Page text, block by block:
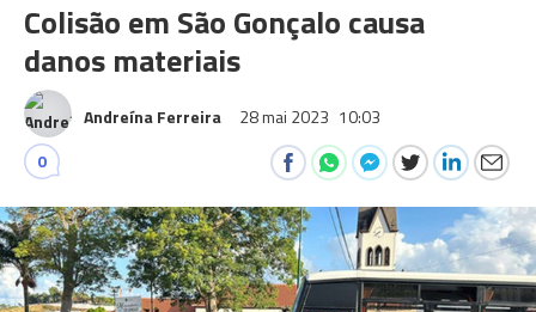
Colisão em São Gonçalo causa
danos materiais
Andreína Ferreira 28 mai 2023 10:03
0